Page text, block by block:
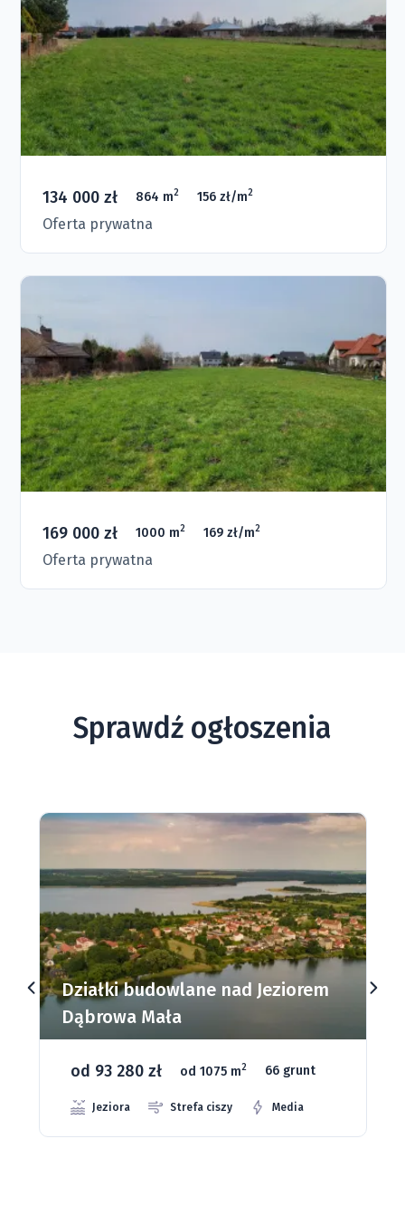
134 000 zł 864 m2 156 zł/m2
Oferta prywatna
169 000 zł 1000 m2 169 zł/m2
Oferta prywatna
Sprawdź ogłoszenia
Działki budowlane nad Jeziorem
Dąbrowa Mała
od 93 280 zł od 1075 m2 66 grunt
Jeziora Strefa ciszy Media